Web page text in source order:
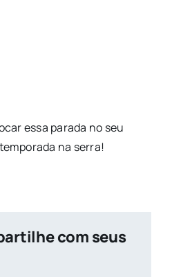
essa parada no seu
na serra!
com seus